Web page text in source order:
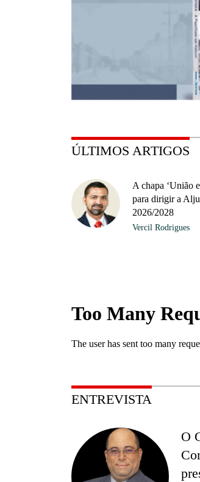
ÚLTIMOS ARTIGOS
A chapa ‘União
para dirigir a
2026/2028
Vercil Rodrigues
ENTREVISTA
O